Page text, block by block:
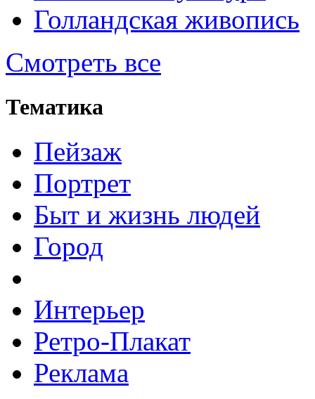
Голландская живопись
Смотреть все
Тематика
Пейзаж
Портрет
Быт и жизнь людей
Город
Интерьер
Ретро-Плакат
Реклама